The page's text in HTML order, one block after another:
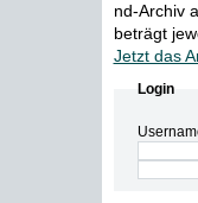
nd-Archiv
beträgt
Jetzt das
Login